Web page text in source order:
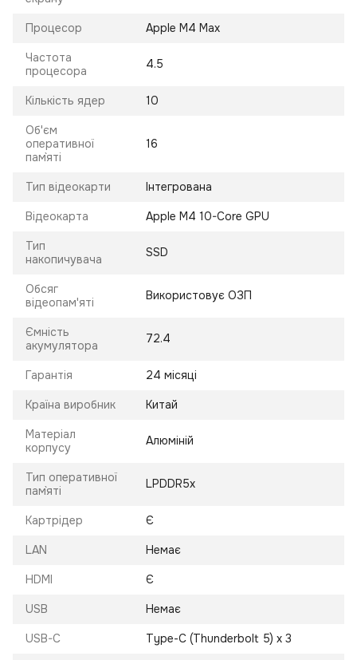
Процесор Apple M4 Max
Частота
процесора
4.5
Кількість ядер 10
Об'єм
оперативної
пам`яті
16
Тип відеокарти Інтегрована
Відеокарта Apple M4 10-Core GPU
Тип
накопичувача
SSD
Обсяг
відеопам'яті
Використовує ОЗП
Ємність
акумулятора
72.4
Гарантія 24 місяці
Країна виробник Китай
Матеріал
корпусу
Алюміній
Тип оперативної
пам`яті
LPDDR5х
Картрідер Є
LAN Немає
HDMI Є
USB Немає
USB-C Type-C (Thunderbolt 5) x 3